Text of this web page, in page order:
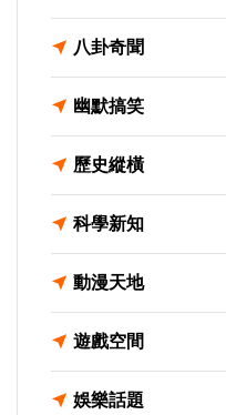
八卦奇聞
幽默搞笑
歷史縱橫
科學新知
動漫天地
遊戲空間
娛樂話題